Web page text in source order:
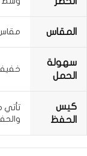
المقاس
سهولة
الحمل
كيس
الحفظ
تأتي